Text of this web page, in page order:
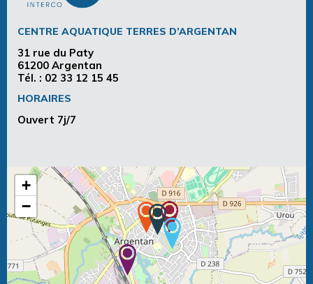
CENTRE AQUATIQUE TERRES D’ARGENTAN
31 rue du Paty
61200 Argentan
Tél. : 02 33 12 15 45
HORAIRES
Ouvert 7j/7
+
−